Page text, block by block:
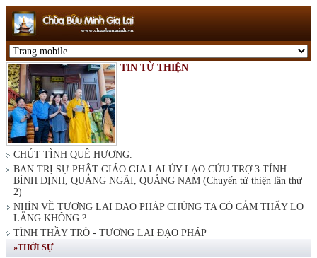
TIN TỪ THIỆN
CHÚT TÌNH QUÊ HƯƠNG.
BAN TRỊ SỰ PHẬT GIÁO GIA LAI ỦY LẠO CỨU TRỢ 3 TỈNH
BÌNH ĐỊNH, QUẢNG NGÃI, QUẢNG NAM (Chuyến từ thiện lần thứ
2)
NHÌN VỀ TƯƠNG LAI ĐẠO PHÁP CHÚNG TA CÓ CẢM THẤY LO
LẮNG KHÔNG ?
TÌNH THẦY TRÒ - TƯƠNG LAI ĐẠO PHÁP
»THỜI SỰ